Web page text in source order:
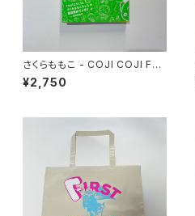
さくらももこ - COJI COJI FAN
BOOK コジコジのすべて
¥2,750